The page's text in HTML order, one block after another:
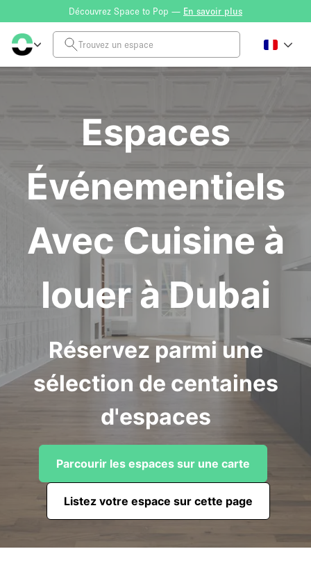
Découvrez Space to Pop — En savoir plus
Espaces
Événementiels
Avec Cuisine à
louer à Dubai
Réservez parmi une
sélection de centaines
d'espaces
Parcourir les espaces sur une carte
Listez votre espace sur cette page